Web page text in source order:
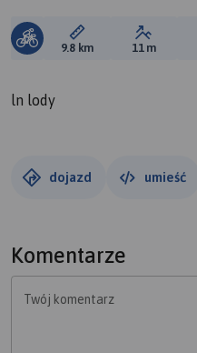
Długość trasy:
9.8 km Suma
11 m
ln lody
dojazd umieść
Komentarze
Twój komentarz